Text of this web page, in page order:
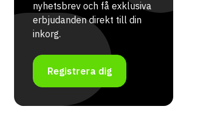
nyhetsbrev och få exklusiva
erbjudanden direkt till din
inkorg.
Registrera dig